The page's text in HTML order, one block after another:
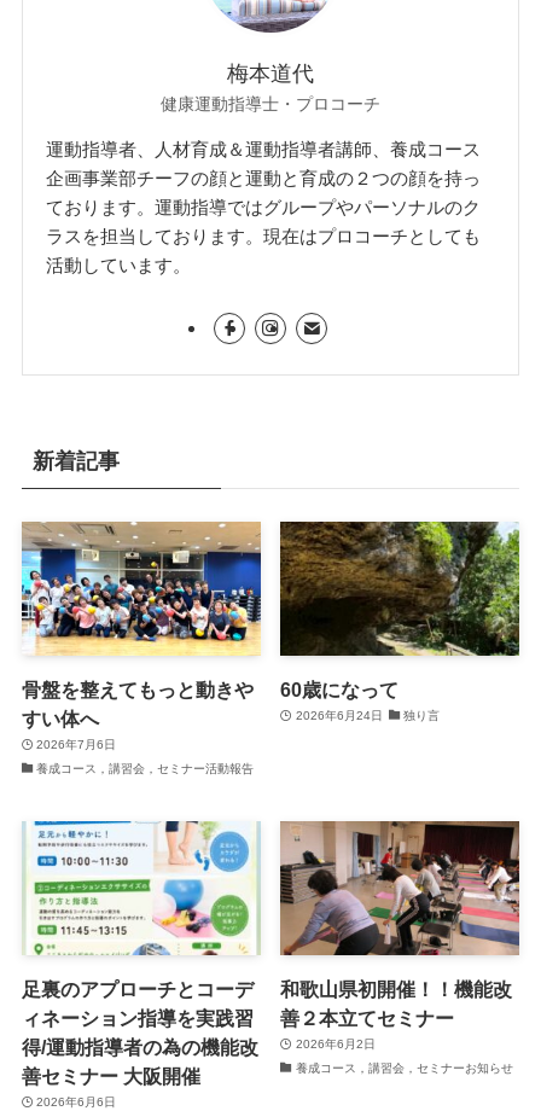
梅本道代
健康運動指導士・プロコーチ
運動指導者、人材育成＆運動指導者講師、養成コース
企画事業部チーフの顔と運動と育成の２つの顔を持っ
ております。運動指導ではグループやパーソナルのク
ラスを担当しております。現在はプロコーチとしても
活動しています。
新着記事
骨盤を整えてもっと動きや
すい体へ
2026年7月6日
養成コース，講習会，セミナー活動報告
60歳になって
2026年6月24日 独り言
足裏のアプローチとコーデ
ィネーション指導を実践習
得/運動指導者の為の機能改
善セミナー 大阪開催
2026年6月6日
和歌山県初開催！！機能改
善２本立てセミナー
2026年6月2日
養成コース，講習会，セミナーお知らせ